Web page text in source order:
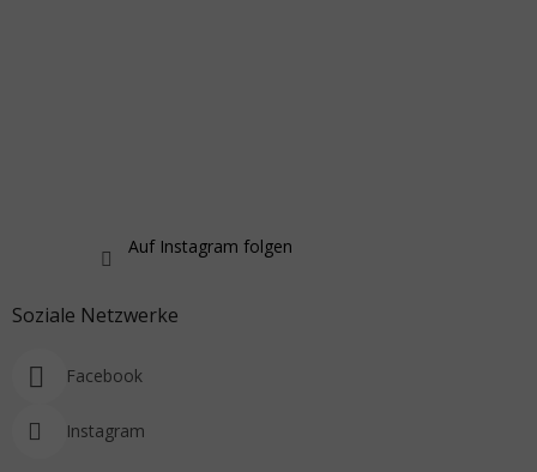
Auf Instagram folgen
Soziale Netzwerke
Facebook
Instagram